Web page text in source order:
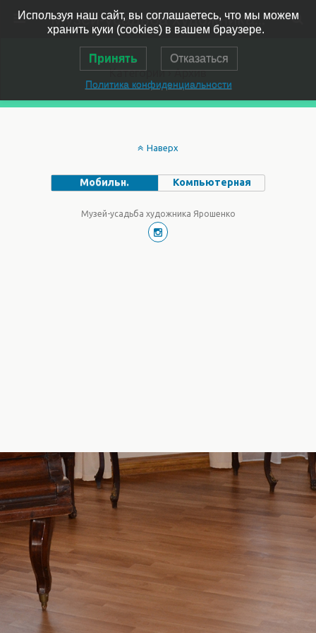
Музей-усадьба художника Ярошенко
Категории ›Архив
Наверх
Мобильн. Компьютерная
Музей-усадьба художника Ярошенко
Используя наш сайт, вы соглашаетесь, что мы можем
хранить куки (cookies) в вашем браузере.
Принять Отказаться
Политика конфиденциальности